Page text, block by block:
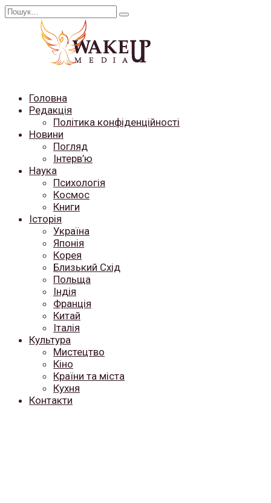
Перейти
Search
Головна
Редакція
Політика конфіденційності
Новини
Погляд
Інтерв’ю
Наука
Психологія
Космос
Книги
Історія
Україна
Японія
Корея
Близький Схід
Польща
Індія
Франція
Китай
Італія
Культура
Мистецтво
Кіно
Країни та міста
Кухня
Контакти